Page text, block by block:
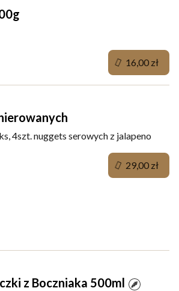
4szt. nuggets serowych z jalapeno
z Boczniaka 500ml